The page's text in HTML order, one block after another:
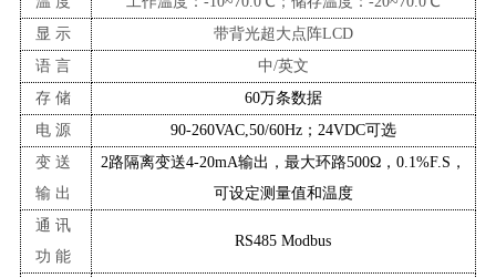
显示
带背光超大点阵LCD
语言
中/英文
存储
60万条数据
电源
90-260VAC,50/60Hz；24VDC可选
变送
输出
2路隔离变送4-20mA输出，最大环路500Ω，0.1%F.S，
可设定测量值和温度
通讯
功能
RS485 Modbus